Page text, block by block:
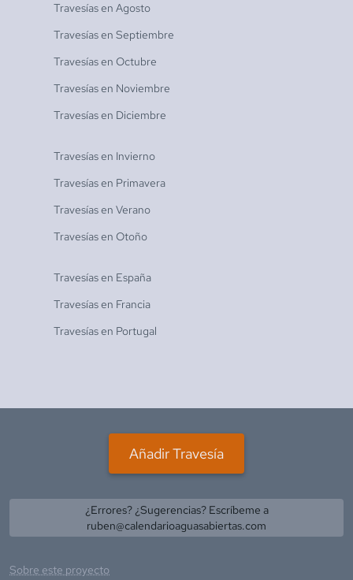
Travesías en Agosto
Travesías en Septiembre
Travesías en Octubre
Travesías en Noviembre
Travesías en Diciembre
Travesías en Invierno
Travesías en Primavera
Travesías en Verano
Travesías en Otoño
Travesías en España
Travesías en Francia
Travesías en Portugal
Añadir Travesía
¿Errores? ¿Sugerencias? Escríbeme a
ruben@calendarioaguasabiertas.com
Sobre este proyecto